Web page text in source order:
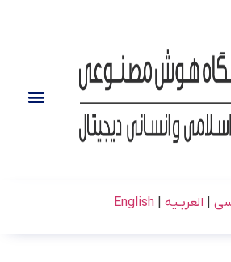
العربـیه English